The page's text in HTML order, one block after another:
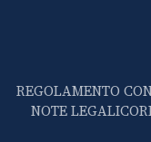
REGOLAMENTO
NOTE LEGALI